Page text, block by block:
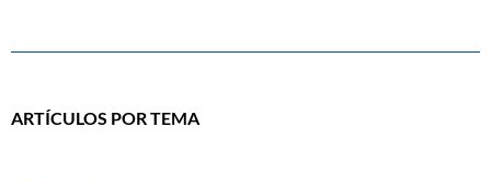
ARTÍCULOS POR TEMA